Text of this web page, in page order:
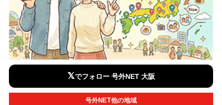
𝕏でフォロー 号外NET 大阪
号外NET他の地域